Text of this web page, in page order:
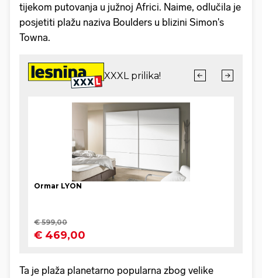
tijekom putovanja u južnoj Africi. Naime, odlučila je
posjetiti plažu naziva Boulders u blizini Simon's
Towna.
Ta je plaža planetarno popularna zbog velike